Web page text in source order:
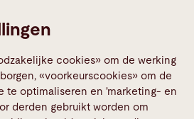
cookies» om de werking
«voorkeurscookies» om de
te optimaliseren en 'marketing- en
derden gebruikt worden om